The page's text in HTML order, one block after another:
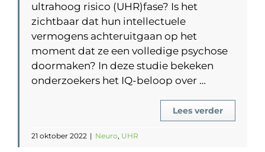
ultrahoog risico (UHR)fase? Is het
zichtbaar dat hun intellectuele
vermogens achteruitgaan op het
moment dat ze een volledige psychose
doormaken? In deze studie bekeken
onderzoekers het IQ-beloop over …
Lees verder
21 oktober 2022 | Neuro, UHR